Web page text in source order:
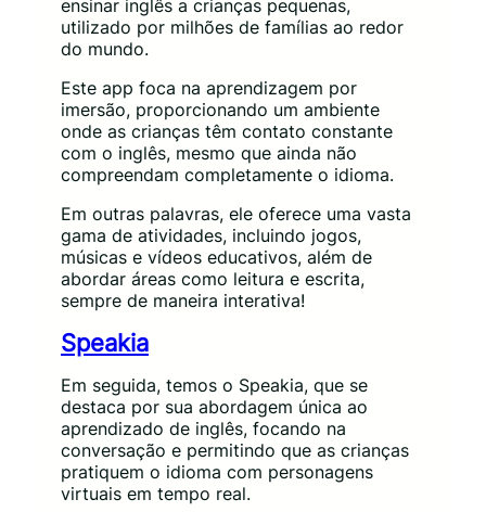
ensinar inglês a crianças pequenas,
utilizado por milhões de famílias ao redor
do mundo.
Este app foca na aprendizagem por
imersão, proporcionando um ambiente
onde as crianças têm contato constante
com o inglês, mesmo que ainda não
compreendam completamente o idioma.
Em outras palavras, ele oferece uma vasta
gama de atividades, incluindo jogos,
músicas e vídeos educativos, além de
abordar áreas como leitura e escrita,
sempre de maneira interativa!
Speakia
Em seguida, temos o Speakia, que se
destaca por sua abordagem única ao
aprendizado de inglês, focando na
conversação e permitindo que as crianças
pratiquem o idioma com personagens
virtuais em tempo real.